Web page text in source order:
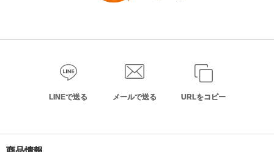
LINEで送る メールで送る URLをコピー